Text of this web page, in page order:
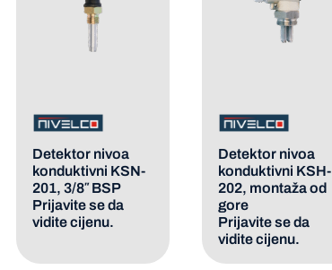
Detektor nivoa
konduktivni KSN-
201, 3/8″ BSP
Prijavite se da
vidite cijenu.
Detektor nivoa
konduktivni KSH-
202, montaža od
gore
Prijavite se da
vidite cijenu.